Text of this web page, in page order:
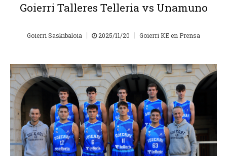
Goierri Talleres Telleria vs Unamuno
Goierri Saskibaloia | 2025/11/20 | Goierri KE en Prensa